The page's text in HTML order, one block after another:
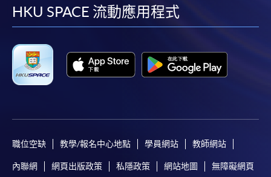
facebook
youtube
linkedin
HKU SPACE 流動應用程式
職位空缺 教學/報名中心地點 學員網站 教師網站
內聯網 網頁出版政策 私隱政策 網站地圖 無障礙網頁